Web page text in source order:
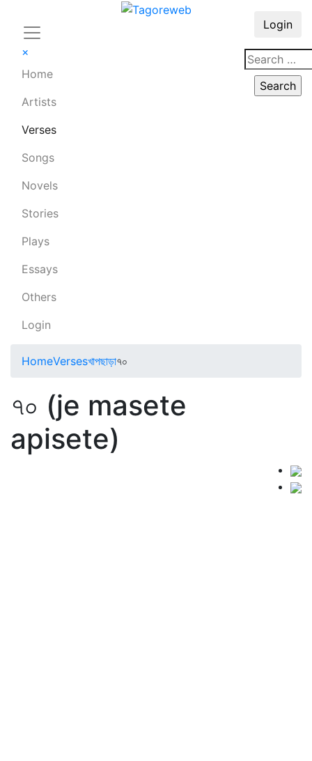
×
Home
Artists
Verses
Songs
Novels
Stories
Plays
Essays
Others
Login
Login
HomeVersesখাপছাড়া৭০
৭০ (je masete
apisete)